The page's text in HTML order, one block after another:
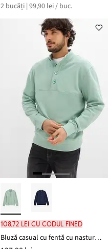
2 bucăți | 99,90 lei / buc.
108,72 lei cu codul FINED
Bluză casual cu fentă cu nasturi, 100% din bumbac organic